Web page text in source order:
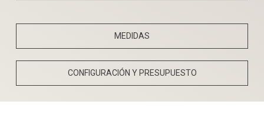
MEDIDAS
CONFIGURACIÓN Y PRESUPUESTO